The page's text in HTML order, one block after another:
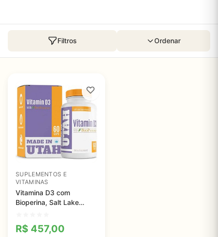
Filtros Ordenar
SUPLEMENTOS E
VITAMINAS
Vitamina D3 com
Bioperina, Salt Lake
R$ 457,00